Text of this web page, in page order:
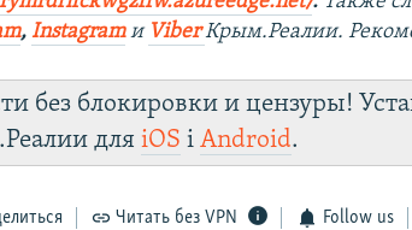
, Instagram и ViberКрым.Реалии.
без блокировки и цензуры!
дляiOS іAndroid.
Читать без VPN Follow us